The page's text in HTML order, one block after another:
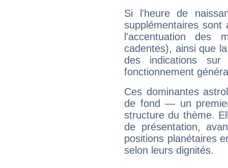
Si l'heure de
supplémentaires sont
l'accentuation des
cadentes), ainsi que
des indications sur
fonctionnement
Ces dominantes
de fond — un
structure du thème.
de présentation,
positions planétaires
selon leurs dignités.